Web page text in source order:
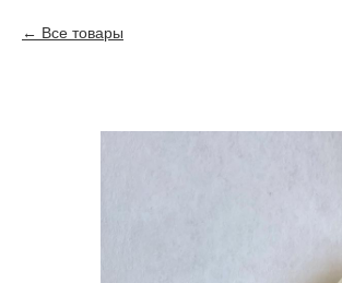
Все товары